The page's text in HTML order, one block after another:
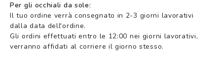
Per gli occhiali da sole:
Il tuo ordine verrà consegnato in 2-3 giorni lavorativi
dalla data dell'ordine.
Gli ordini effettuati entro le 12:00 nei giorni lavorativi,
verranno affidati al corriere il giorno stesso.